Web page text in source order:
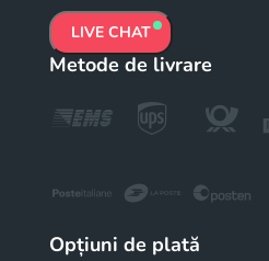
LIVE CHAT
Metode de livrare
Opțiuni de plată